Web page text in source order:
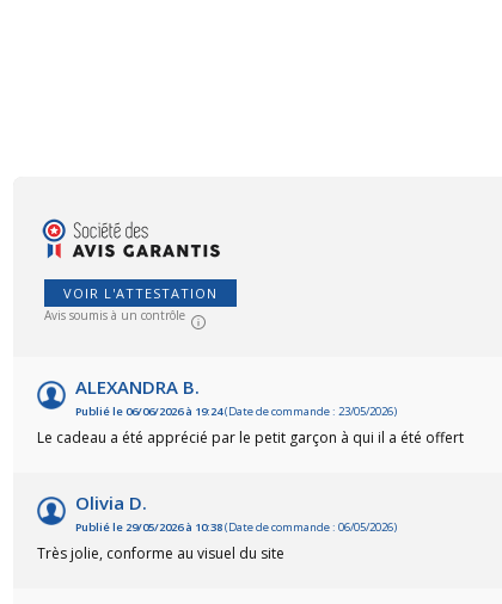
VOIR L'ATTESTATION
Avis soumis à un contrôle
ALEXANDRA B.
Publié le 06/06/2026 à 19:24(Date de commande : 23/05/2026)
Le cadeau a été apprécié par le petit garçon à qui il a été offert
Olivia D.
Publié le 29/05/2026 à 10:38(Date de commande : 06/05/2026)
Très jolie, conforme au visuel du site